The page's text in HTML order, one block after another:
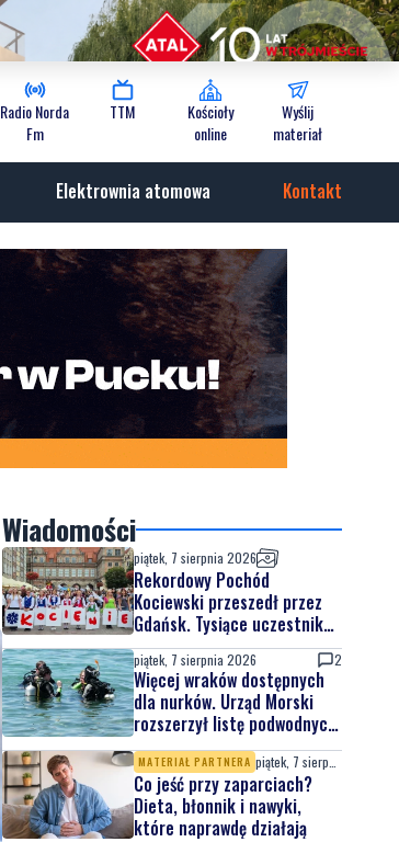
Radio Norda
Fm
TTM
Kościoły
online
Wyślij
materiał
Elektrownia atomowa Kontakt
Wiadomości
piątek, 7 sierpnia 2026
Rekordowy Pochód
Kociewski przeszedł przez
Gdańsk. Tysiące uczestników
na jubileuszowej edycji
piątek, 7 sierpnia 2026 2
Więcej wraków dostępnych
dla nurków. Urząd Morski
rozszerzył listę podwodnych
atrakcji
MATERIAŁ PARTNERA
Co jeść przy zaparciach?
Dieta, błonnik i nawyki,
które naprawdę działają